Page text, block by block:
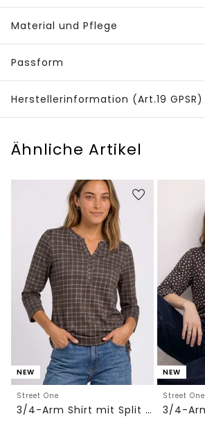
Material und Pflege
Passform
Herstellerinformation (Art.19 GPSR)
Ähnliche Artikel
NEW
Street One
3/4-Arm Shirt mit Split Neck und Print
NEW
Street One